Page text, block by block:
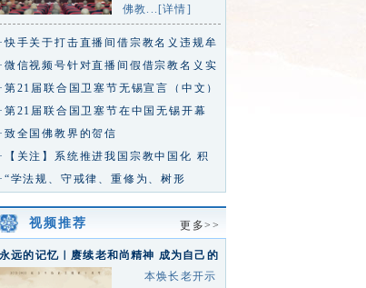
佛教...[详情]
·快手关于打击直播间借宗教名义违规牟
利行为的专项治理公告
·微信视频号针对直播间假借宗教名义实
施违规行为的治理公告
·第21届联合国卫塞节无锡宣言（中文）
·第21届联合国卫塞节在中国无锡开幕
王沪宁致信祝贺
·致全国佛教界的贺信
·【关注】系统推进我国宗教中国化 积
极引导宗教与社会主义社会相
·“学法规、守戒律、重修为、树形
象”——2026年海南省佛教界执事
视频推荐 更多>>
永远的记忆｜赓续老和尚精神 成为自己的
佛
本焕长老开示